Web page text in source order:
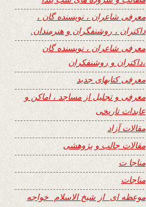
معرفی شاعران ، نویسنده گان ،
داکتران ، روشنفگران و هنرمندان.
معرفی شاعران ، نویسنده گان
،داکتران و روشنفکران
معرفی کتابهای جدید
معرفی و تجلیل از مساجد ، اماکن و
عابدات تاریخی
مقالات آزاد
مقالات جالب و پژوهشی
مناجا ت
مناجات
موعظه ای از شیخ الاسلام خواجه